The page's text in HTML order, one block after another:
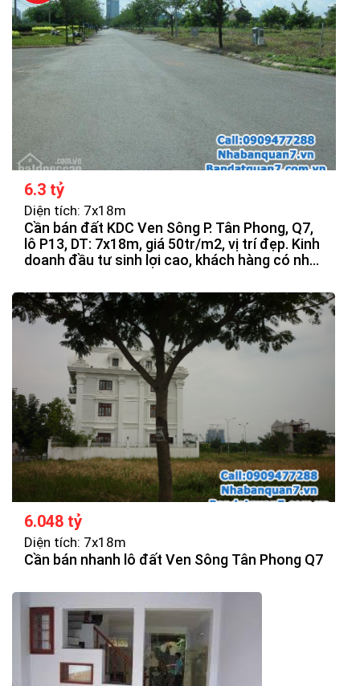
6.3 tỷ
Diện tích: 7x18m
Cần bán đất KDC Ven Sông P. Tân Phong, Q7,
lô P13, DT: 7x18m, giá 50tr/m2, vị trí đẹp. Kinh
doanh đầu tư sinh lợi cao, khách hàng có nhu
6.048 tỷ
Diện tích: 7x18m
Cần bán nhanh lô đất Ven Sông Tân Phong Q7